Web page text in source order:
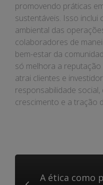
promovendo práticas
sustentáveis. Isso inclui
ambiental das
colaboradores de
bem-estar da
só melhora a
atrai clientes e
responsabilidade
crescimento e a tração
A ética como